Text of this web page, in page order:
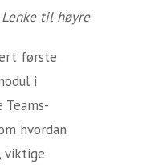
til høyre
første
i
Teams-
hvordan
viktige